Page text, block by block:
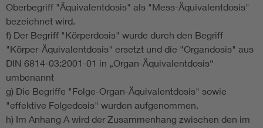
Oberbegriff "Äquivalentdosis" als "Mess-Äquivalentdosis"
bezeichnet wird.
f) Der Begriff "Körperdosis" wurde durch den Begriff
"Körper-Äquivalentdosis" ersetzt und die "Organdosis" aus
DIN 6814-03:2001-01 in „Organ-Äquivalentdosis“
umbenannt
g) Die Begriffe "Folge-Organ-Äquivalentdosis" sowie
"effektive Folgedosis" wurden aufgenommen.
h) Im Anhang A wird der Zusammenhang zwischen den im